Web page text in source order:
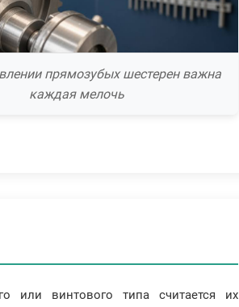
прямозубых шестерен важна
каждая мелочь
или винтового типа считается их